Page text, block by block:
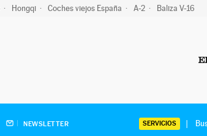
Hongqi Coches viejos España A-2 Baliza V-16
NEWSLETTER SERVICIOS